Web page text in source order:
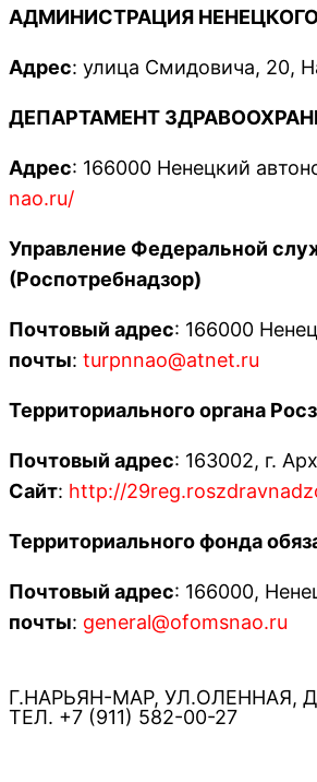
АДМИНИСТРАЦИЯ
Адрес: улица Смидовича, 20,
ДЕПАРТАМЕНТ
Адрес: 166000 Ненецкий
nao.ru/
Управление Федеральной
(Роспотребнадзор)
Почтовый адрес: 166000
почты: turpnnao@atnet.ru
Территориального органа
Почтовый адрес: 163002, г.
Сайт: http://
Территориального фонда
Почтовый адрес: 166000,
почты: general@ofomsnao.ru
Г.НАРЬЯН-МАР, УЛ.ОЛЕННАЯ,
ТЕЛ. +7 (911) 582-00-27